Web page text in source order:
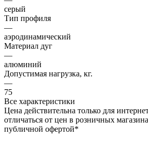
серый
Тип профиля
—
аэродинамический
Материал дуг
—
алюминий
Допустимая нагрузка, кг.
—
75
Все характеристики
Цена действительна только для
отличаться от цен в розничных
публичной офертой*